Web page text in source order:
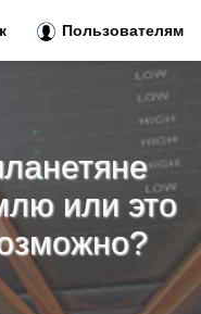
или это
Пользователям